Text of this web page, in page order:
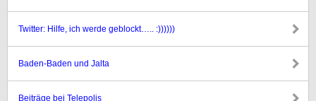
Twitter: Hilfe, ich werde geblockt….. :))))))
Baden-Baden und Jalta
Beiträge bei Telepolis